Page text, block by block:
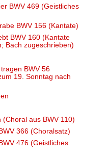
BWV 469 (Geistliches
BWV 156 (Kantate)
BWV 160 (Kantate
Bach zugeschrieben)
BWV 56
19. Sonntag nach
(Choral aus BWV 110)
366 (Choralsatz)
476 (Geistliches